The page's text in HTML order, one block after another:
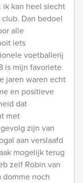
ik kan heel slecht
Dan bedoel
alle
iets
voetballerij
is mijn favoriete
jaren waren echt
en positieve
dat
met
zijn van
aan verslaafd
mogelijk terug
zelf Robin van
domme noch